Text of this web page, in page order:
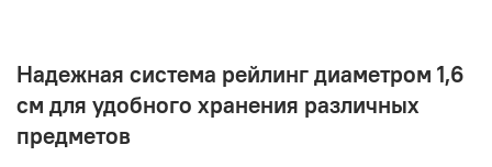
Надежная система рейлинг диаметром 1,6
см для удобного хранения различных
предметов